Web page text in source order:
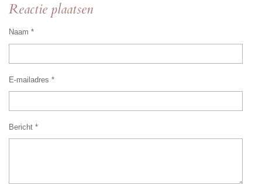
Reactie plaatsen
Naam *
E-mailadres *
Bericht *